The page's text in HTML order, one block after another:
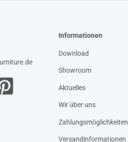
Informationen
Download
Showroom
Aktuelles
Wir über uns
Zahlungsmöglichkeiten
Versandinformationen